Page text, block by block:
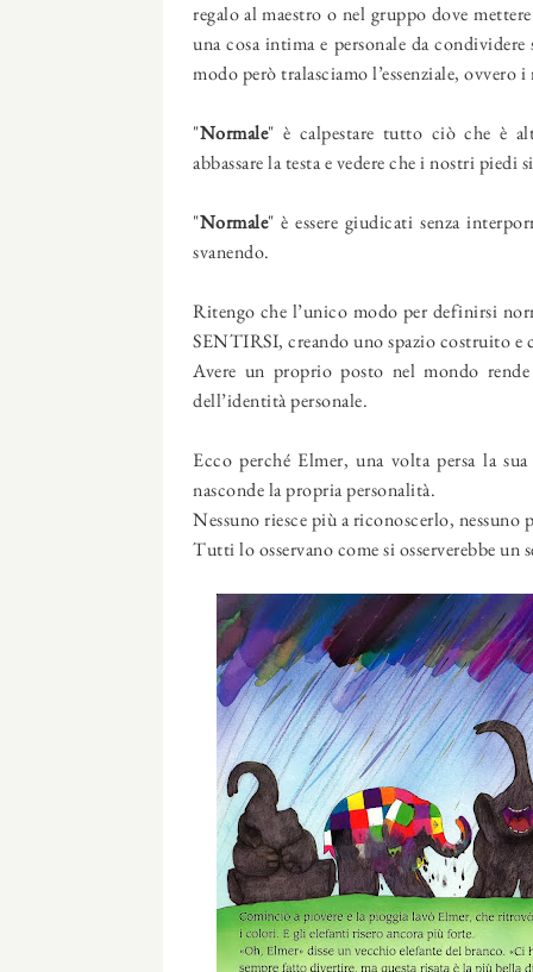
regalo al maestro o nel gruppo dove
una cosa intima e personale da
modo però tralasciamo l’essenziale, ovvero
"Normale" è calpestare tutto ciò che è
abbassare la testa e vedere che i nostri
"Normale" è essere giudicati senza
svanendo.
Ritengo che l’unico modo per definirsi
SENTIRSI, creando uno spazio costruito e
Avere un proprio posto nel mondo
dell’identità personale.
Ecco perché Elmer, una volta persa la
nasconde la propria personalità.
Nessuno riesce più a riconoscerlo, nessuno
Tutti lo osservano come si osserverebbe un